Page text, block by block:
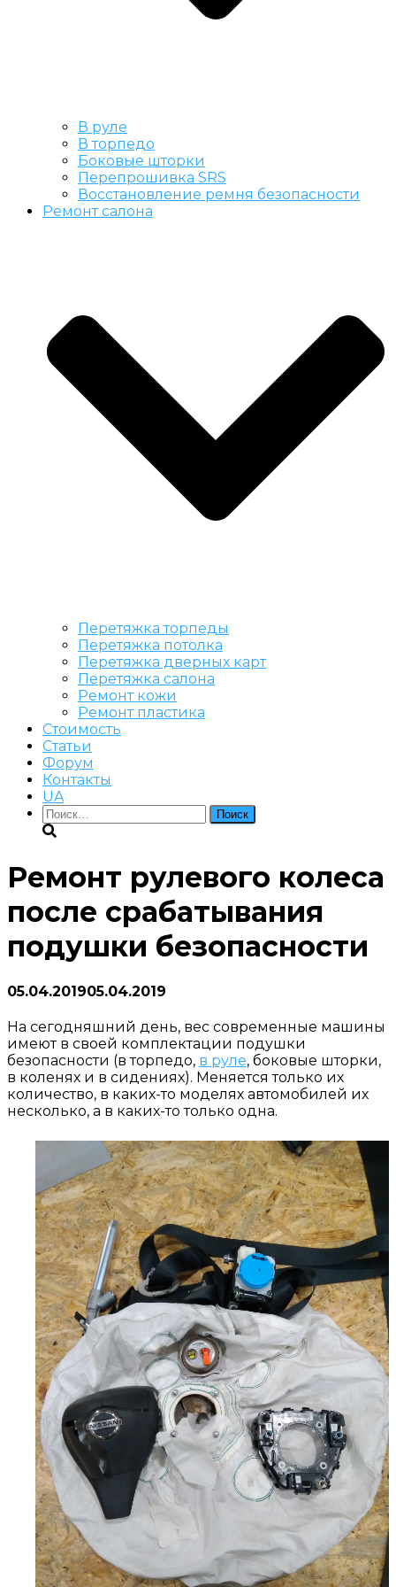
В руле
В торпедо
Боковые шторки
Перепрошивка SRS
Восстановление ремня безопасности
Ремонт салона
Перетяжка торпеды
Перетяжка потолка
Перетяжка дверных карт
Перетяжка салона
Ремонт кожи
Ремонт пластика
Стоимость
Статьи
Форум
Контакты
UA
Найти:
Ремонт рулевого колеса
после срабатывания
подушки безопасности
05.04.201905.04.2019
На сегодняшний день, вес современные машины
имеют в своей комплектации подушки
безопасности (в торпедо, в руле, боковые шторки,
в коленях и в сидениях). Меняется только их
количество, в каких-то моделях автомобилей их
несколько, а в каких-то только одна.